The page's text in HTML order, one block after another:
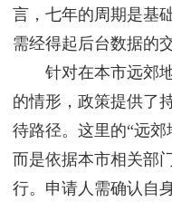
言，七年的周期是基
需经得起后台数据的
针对在本市远郊地
的情形，政策提供了
待路径。这里的“远郊
而是依据本市相关部
行。申请人需确认自